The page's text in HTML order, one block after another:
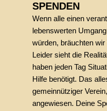
SPENDEN
Wenn alle einen
lebenswerten
würden, bräuchten
Leider sieht die
haben jeden Tag
Hilfe benötigt. Das
gemeinnütziger
angewiesen. Deine